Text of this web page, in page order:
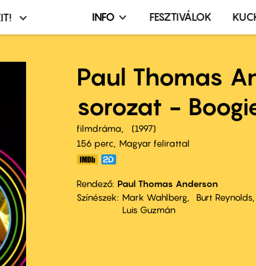
Infó,
terembérlés
menü
INFO FESZTIVÁLOK
Paul Thomas
sorozat -
filmdráma
1997
156 perc,
Magyar felirattal
Rendező Paul Thomas Anderson
Színészek
Mark Wahlberg Burt Reynolds
Luis Guzmán